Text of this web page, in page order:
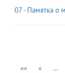
07 - Памятка о
«« « …